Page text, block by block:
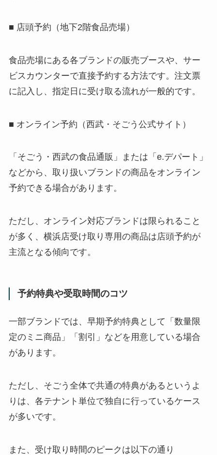
■ 店頭予約（地下2階食品売場）
食品売場にある各ブランドの販売ブースや、サー
ビスカウンターで直接予約する方法です。注文票
に記入し、指定日に受け取る流れが一般的です。
■ オンライン予約（西武・そごう公式サイト）
「そごう・西武の食品通販」または「e.デパート」
などから、取り扱いブランドの商品をオンライン
予約できる場合があります。
ただし、オンライン対応ブランドは限られること
が多く、横浜店受け取り専用の商品は店頭予約が
主流となる傾向です。
予約特典や受取時間のコツ
一部ブランドでは、早期予約特典として「数量限
定のミニ商品」「割引」などを用意している場合
があります。
ただし、そごう全体で共通の特典があるというよ
りは、各テナント単位で独自に行っているケース
が多いです。
また、受け取り時間のピークは以下の通り